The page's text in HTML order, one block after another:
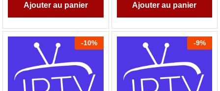
Ajouter au panier Ajouter au panier
-10% -9%